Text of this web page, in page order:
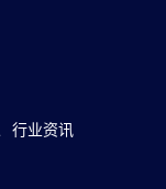
行业资讯